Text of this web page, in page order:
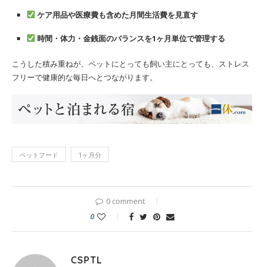
ケア用品や医療費も含めた月間生活費を見直す
時間・体力・金銭面のバランスを1ヶ月単位で管理する
こうした積み重ねが、ペットにとっても飼い主にとっても、ストレス
フリーで健康的な毎日へとつながります。
ペットフード 1ヶ月分
0 comment
0
CSPTL